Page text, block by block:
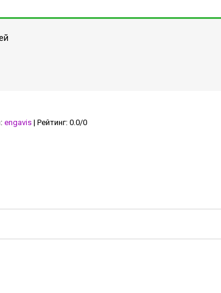
: engavis | Рейтинг: 0.0/0